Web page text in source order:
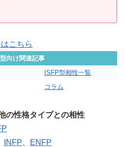
こちら
向け関連記事
ISFP型相性一覧
コラム
の性格タイプとの相性
INFP
ENFP